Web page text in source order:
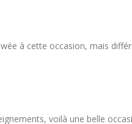
à cette occasion, mais
voilà une belle